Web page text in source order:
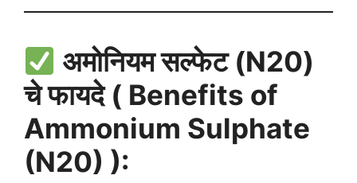
अमोनियम सल्फेट (N20)
चे फायदे ( Benefits of
Ammonium Sulphate
(N20) ):